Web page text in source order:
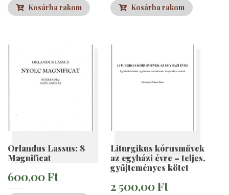
Kosárba rakom Kosárba rakom
Orlandus Lassus: 8
Magnificat
600,00Ft
Liturgikus kórusművek
az egyházi évre – teljes,
gyűjteményes kötet
2 500,00Ft